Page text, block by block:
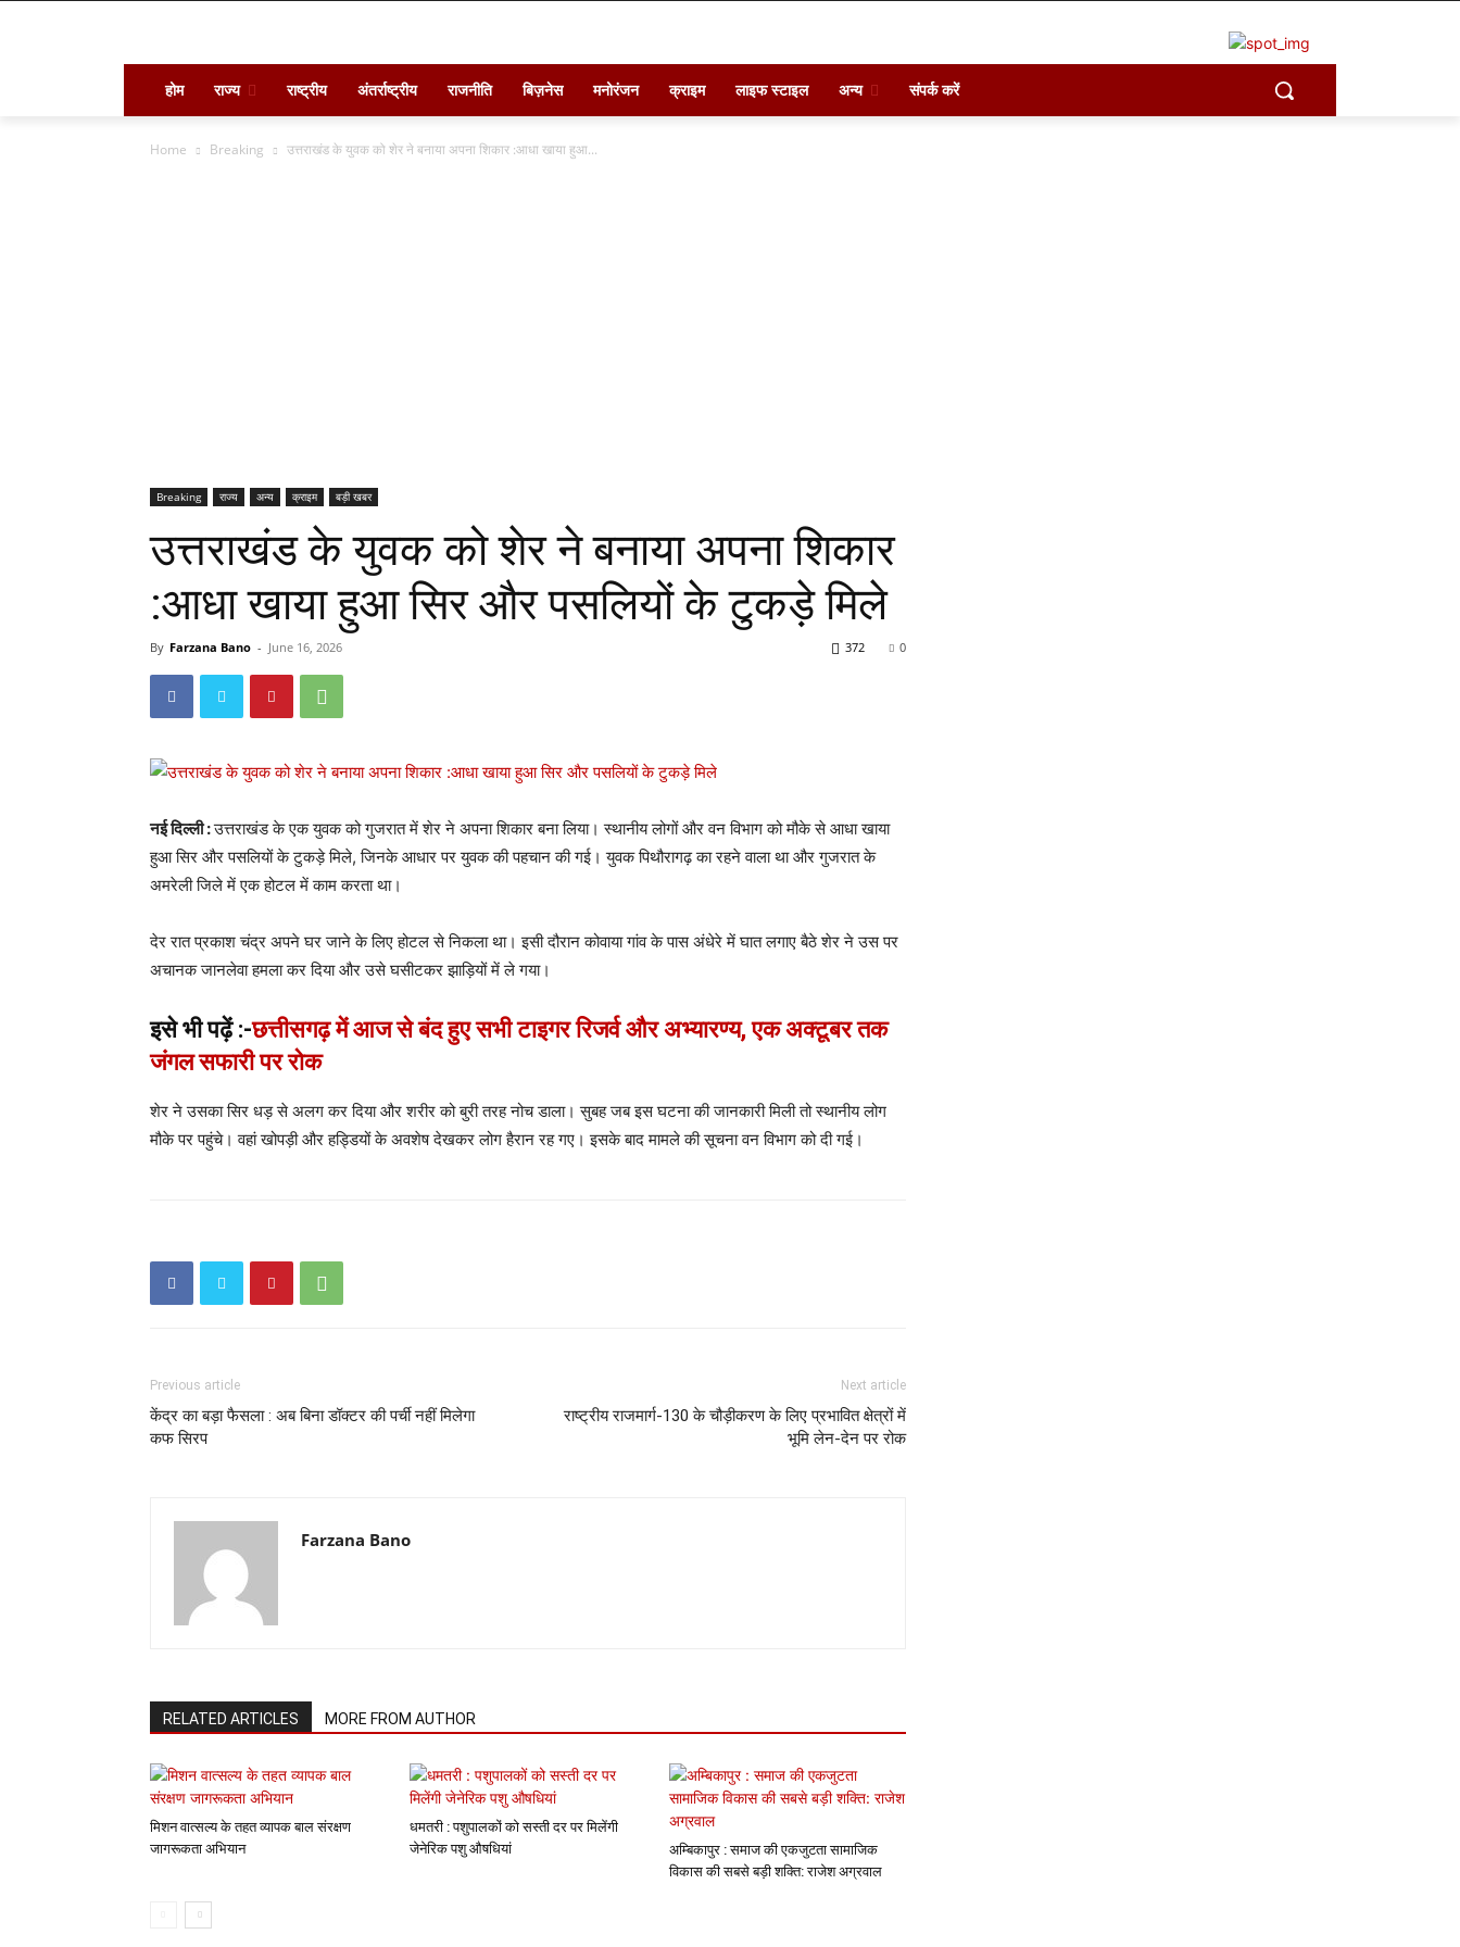
होम राज्य राष्ट्रीय अंतर्राष्ट्रीय राजनीति बिज़नेस मनोरंजन क्राइम लाइफ स्टाइल अन्य संपर्क करें
Home Breaking उत्तराखंड के युवक को शेर ने बनाया अपना शिकार :आधा खाया हुआ...
Breaking राज्य अन्य क्राइम बड़ी खबर
उत्तराखंड के युवक को शेर ने बनाया अपना शिकार
:आधा खाया हुआ सिर और पसलियों के टुकड़े मिले
By Farzana Bano - June 16, 2026 0
372
नई दिल्ली :उत्तराखंड के एक युवक को गुजरात में शेर ने अपना शिकार बना लिया। स्थानीय लोगों और वन विभाग को मौके से आधा खाया
हुआ सिर और पसलियों के टुकड़े मिले, जिनके आधार पर युवक की पहचान की गई। युवक पिथौरागढ़ का रहने वाला था और गुजरात के
अमरेली जिले में एक होटल में काम करता था।
देर रात प्रकाश चंद्र अपने घर जाने के लिए होटल से निकला था। इसी दौरान कोवाया गांव के पास अंधेरे में घात लगाए बैठे शेर ने उस पर
अचानक जानलेवा हमला कर दिया और उसे घसीटकर झाड़ियों में ले गया।
इसे भी पढ़ें :-छत्तीसगढ़ में आज से बंद हुए सभी टाइगर रिजर्व और अभ्यारण्य, एक अक्टूबर तक
जंगल सफारी पर रोक
शेर ने उसका सिर धड़ से अलग कर दिया और शरीर को बुरी तरह नोच डाला। सुबह जब इस घटना की जानकारी मिली तो स्थानीय लोग
मौके पर पहुंचे। वहां खोपड़ी और हड्डियों के अवशेष देखकर लोग हैरान रह गए। इसके बाद मामले की सूचना वन विभाग को दी गई।
Previous article
केंद्र का बड़ा फैसला : अब बिना डॉक्टर की पर्ची नहीं मिलेगा
कफ सिरप
Next article
राष्ट्रीय राजमार्ग-130 के चौड़ीकरण के लिए प्रभावित क्षेत्रों में
भूमि लेन-देन पर रोक
Farzana Bano
RELATED ARTICLES MORE FROM AUTHOR
मिशन वात्सल्य के तहत व्यापक बाल संरक्षण
जागरूकता अभियान
धमतरी : पशुपालकों को सस्ती दर पर मिलेंगी
जेनेरिक पशु औषधियां
अम्बिकापुर : समाज की एकजुटता सामाजिक
विकास की सबसे बड़ी शक्ति: राजेश अग्रवाल